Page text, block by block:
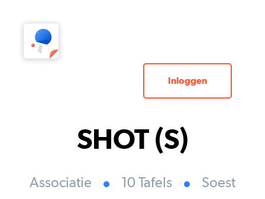
Inloggen
SHOT (S)
Associatie 10 Tafels Soest